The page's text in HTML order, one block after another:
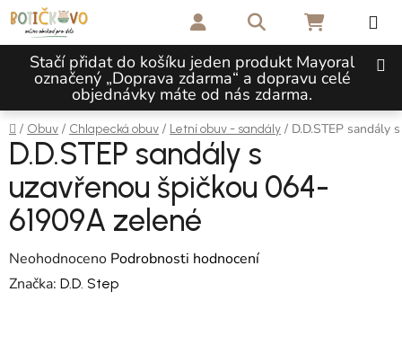
Přejít na obsah
Stačí přidat do košíku jeden produkt Mayoral
označený „Doprava zdarma“ a dopravu celé
objednávky máte od nás zdarma.
Hledat NÁKUPNÍ
Domů
/ Obuv / Chlapecká obuv / Letní obuv - sandály / D.D.STEP sandály
D.D.STEP sandály s
uzavřenou špičkou 064-
61909A zelené
Průměrné hodnocení produktu je 0,0 z 5 hvězdiček.
Neohodnoceno Podrobnosti hodnocení
Značka: D.D. Step